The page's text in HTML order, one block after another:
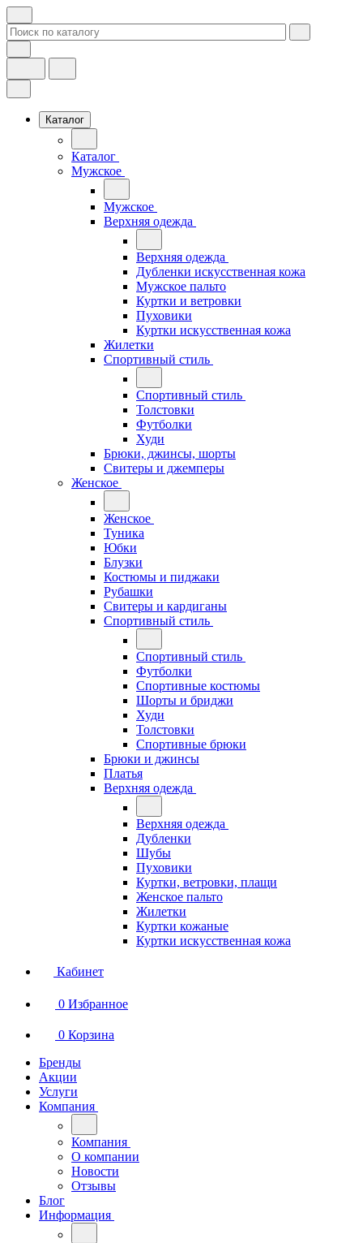
Каталог
Каталог
Мужское
Мужское
Верхняя одежда
Верхняя одежда
Дубленки искусственная кожа
Мужское пальто
Куртки и ветровки
Пуховики
Куртки искусственная кожа
Жилетки
Спортивный стиль
Спортивный стиль
Толстовки
Футболки
Худи
Брюки, джинсы, шорты
Свитеры и джемперы
Женское
Женское
Туника
Юбки
Блузки
Костюмы и пиджаки
Рубашки
Свитеры и кардиганы
Спортивный стиль
Спортивный стиль
Футболки
Спортивные костюмы
Шорты и бриджи
Худи
Толстовки
Спортивные брюки
Брюки и джинсы
Платья
Верхняя одежда
Верхняя одежда
Дубленки
Шубы
Пуховики
Куртки, ветровки, плащи
Женское пальто
Жилетки
Куртки кожаные
Куртки искусственная кожа
Кабинет
0 Избранное
0 Корзина
Бренды
Акции
Услуги
Компания
Компания
О компании
Новости
Отзывы
Блог
Информация